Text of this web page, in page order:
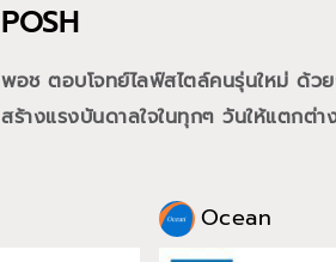
POSH
พอช ตอบโจทย์ไลฟ์สไตล์คนรุ่นใหม่ ด้ว
สร้างแรงบันดาลใจในทุกๆ วันให้แตกต่า
Ocean